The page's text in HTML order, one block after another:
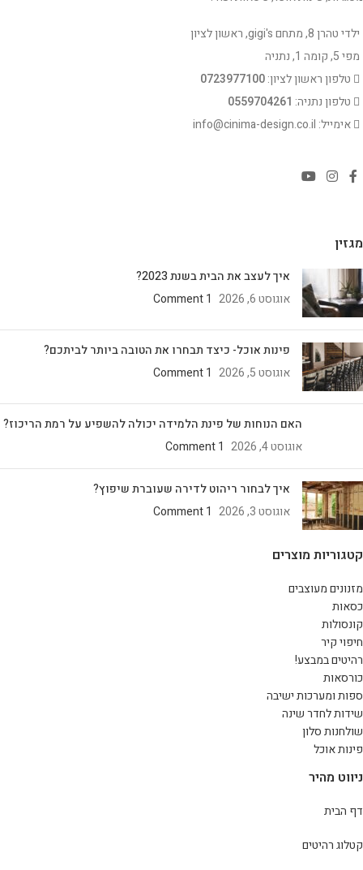
ילדי טהרן 8, מתחם gigi's, ראשון לציון
מפי 5, קומה 1, נתניה
טלפון ראשון לציון:0723977100
טלפון נתניה: 0559704261
אימייל: info@cinima-design.co.il
מגזין
איך לעצב את הבית בשנת 2023?
אוגוסט 6, 2026
1 Comment
פינות אוכל- כיצד תבחרו את הטובה ביותר לביתכם?
אוגוסט 5, 2026
1 Comment
האם הנוחות של פינת הלמידה יכולה להשפיע על רמת הריכוז?
אוגוסט 4, 2026
1 Comment
איך לבחור ריהוט לדירה שעוברת שיפוץ?
אוגוסט 3, 2026
1 Comment
קטגוריות מוצרים
מזנונים מעוצבים
כסאות
קונסולות
חיפוי קיר
רהיטים במבצע!
כורסאות
ספות ומערכות ישיבה
שידות לחדר שינה
שולחנות סלון
פינות אוכל
ניווט מהיר
דף הבית
קטלוג רהיטים